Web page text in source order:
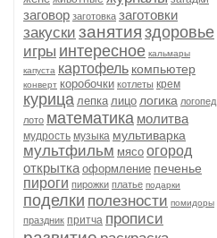
заговор заготовка заготовки
закуски занятия здоровье
игры интересное кальмары
капуста картофель компьютер
конверт коробочки котлеты крем
курица лепка лицо логика логопед
лото математика молитва
мудрость музыка мультиварка
мультфильм мясо огород
открытка оформление печенье
пироги пирожки платье подарки
поделки полезности помидоры
праздник притча прописи